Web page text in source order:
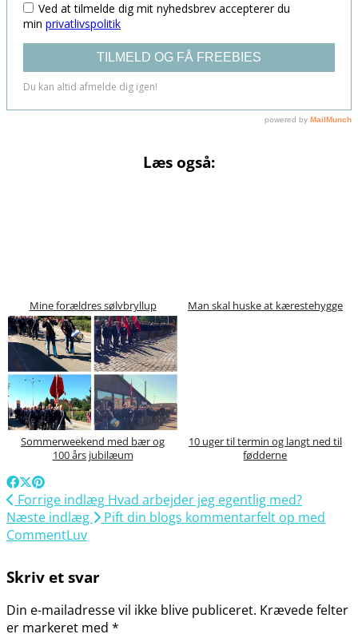
Læs også:
Mine forældres sølvbryllup Man skal huske at kærestehygge
Sommerweekend med bær og
100 års jubilæum
10 uger til termin og langt ned til
fødderne
Forrige indlæg Hvad arbejder jeg egentlig med?
Næste indlæg
Pift din blogs kommentarfelt op med
CommentLuv
Skriv et svar
Din e-mailadresse vil ikke blive publiceret. Krævede felter
er markeret med *